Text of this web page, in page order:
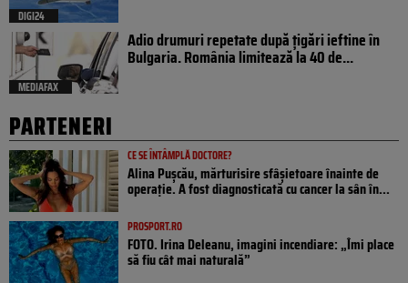
DIGI24
MEDIAFAX
Adio drumuri repetate după țigări ieftine în
Bulgaria. România limitează la 40 de...
PARTENERI
CE SE ÎNTÂMPLĂ DOCTORE?
Alina Pușcău, mărturisire sfâșietoare înainte de
operație. A fost diagnosticată cu cancer la sân în...
PROSPORT.RO
FOTO. Irina Deleanu, imagini incendiare: „Îmi place
să fiu cât mai naturală”